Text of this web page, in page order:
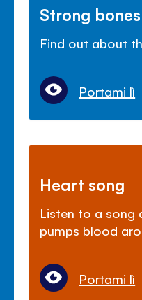
Strong bones
Find out about
Portami lì
Heart song
Listen to a song
pumps blood
Portami lì